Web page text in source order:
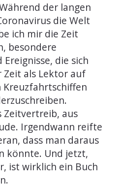
der langen
die Welt
ich mir die Zeit
besondere
die sich
als Lektor auf
Kreuzfahrtschiffen
Zeitvertreib, aus
Irgendwann reifte
dass man daraus
könnte. Und jetzt,
ist wirklich ein Buch